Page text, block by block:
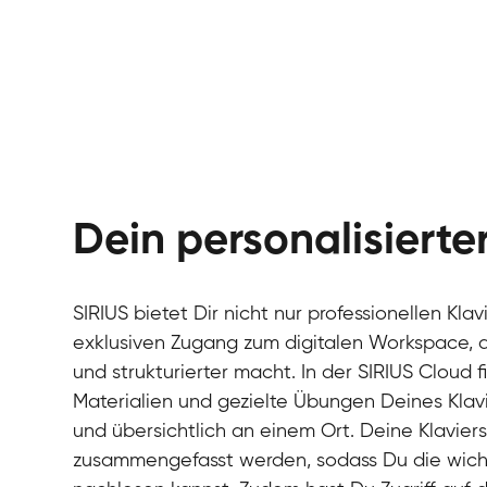
Dein
SIRIUS bietet Dir nicht nur professionellen
exklusiven Zugang zum digitalen Workspace,
und strukturierter macht. In der SIRIUS Cloud
Materialien und gezielte Übungen Deines
und übersichtlich an einem Ort. Deine
zusammengefasst werden, sodass Du die